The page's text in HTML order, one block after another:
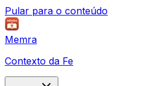
Pular para o conteúdo
Memra
Contexto da Fe